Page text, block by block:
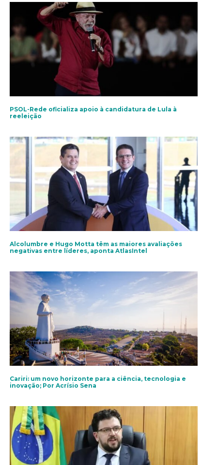
PSOL-Rede oficializa apoio à candidatura de Lula à
reeleição
Alcolumbre e Hugo Motta têm as maiores avaliações
negativas entre líderes, aponta AtlasIntel
Cariri: um novo horizonte para a ciência, tecnologia e
inovação; Por Acrísio Sena